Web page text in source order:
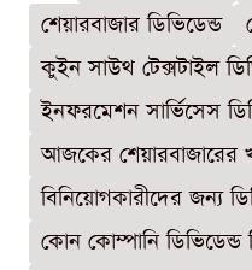
শেয়ারবাজার ডিভিডেন্ড
কুইন সাউথ টেক্সটাইল
ইনফরমেশন সার্ভিসেস
আজকের শেয়ারবাজারের
বিনিয়োগকারীদের জন্য
কোন কোম্পানি ডিভিডেন্ড